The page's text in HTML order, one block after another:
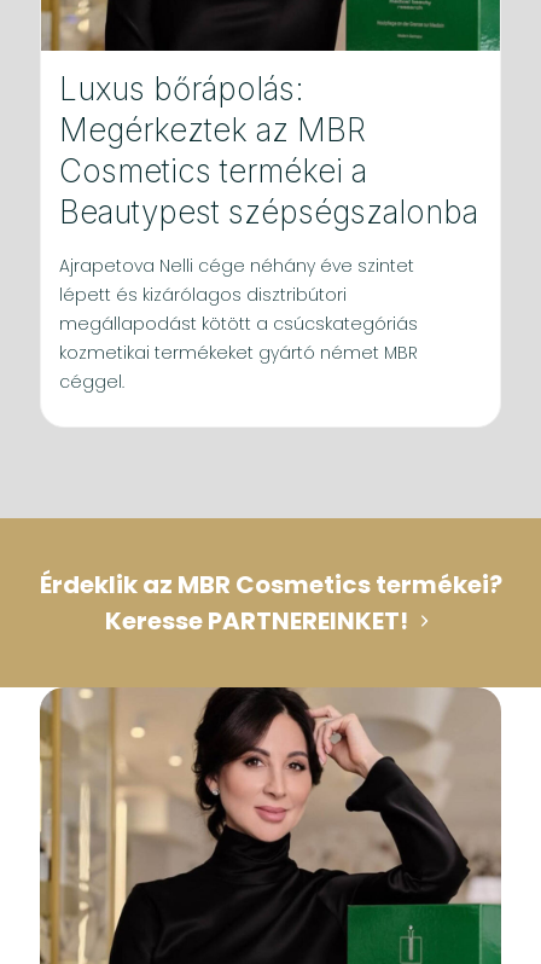
Luxus bőrápolás:
Megérkeztek az MBR
Cosmetics termékei a
Beautypest szépségszalonba
Ajrapetova Nelli cége néhány éve szintet
lépett és kizárólagos disztribútori
megállapodást kötött a csúcskategóriás
kozmetikai termékeket gyártó német MBR
céggel.
Érdeklik az MBR Cosmetics termékei?
Keresse PARTNEREINKET!